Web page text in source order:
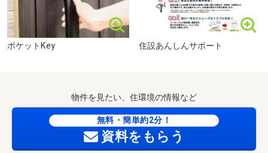
夏見公園まで240m 徒歩3分
ポケットKey 住設あんしんサポート
物件を見たい、住環境の情報など
無料・簡単約2分！
資料をもらう